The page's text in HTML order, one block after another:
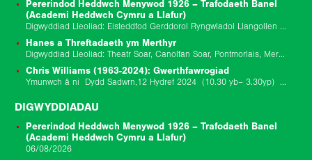
Pererindod Heddwch Menywod 1926 – Trafodaeth Banel
(Academi Heddwch Cymru a Llafur)
Digwyddiad Lleoliad: Eisteddfod Gerddorol Ryngwladol Llangollen (The Globe Stage) Digwyddiad Dyddiad: 10/07/2026 Dechrau Digwyddiad: 10/7/26 02:45 pm Diwedd y Digwyddiad: 1/7/26 03:45 pm Ymunwch â ni am drafodaeth banel…
Hanes a Threftadaeth ym Merthyr
Digwyddiad Lleoliad: Theatr Soar, Canolfan Soar, Pontmorlais, Merthyr Tudful, CF47 8UB Digwyddiad Dyddiad: 29/11/25 9.30yb-6yp Diweddariad 17/11/2025: Rydym wedi addasu rhaglen y digwyddiad hwn gan benderfynu…
Chris Williams (1963-2024): Gwerthfawrogiad
Ymunwch â ni Dydd Sadwrn,12 Hydref 2024 (10.30 yb– 3.30yp) ar Gampws Prifysgol De Cymru Casnewydd ar gyfer ysgol undydd i gofio Chris Williams a dathlu…
DIGWYDDIADAU
Pererindod Heddwch Menywod 1926 – Trafodaeth Banel
(Academi Heddwch Cymru a Llafur)
06/08/2026